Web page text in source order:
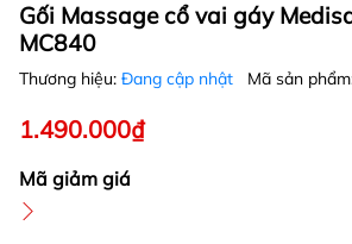
Gối Massage cổ vai gáy
MC840
Thương hiệu: Đang cập nhật Mã sản
1.490.000₫
Mã giảm giá